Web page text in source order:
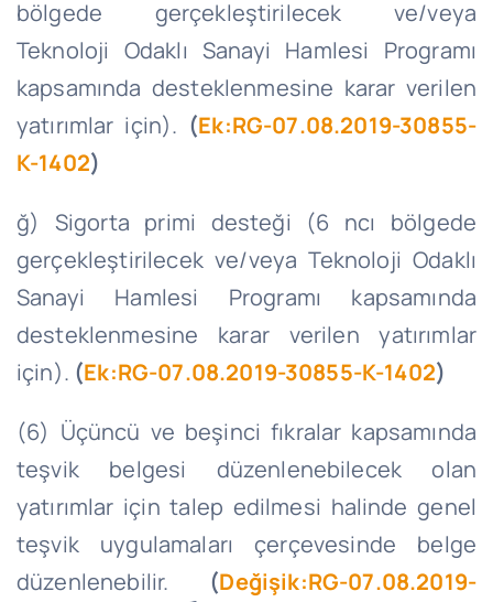
bölgede gerçekleştirilecek ve/veya
Teknoloji Odaklı Sanayi Hamlesi Programı
kapsamında desteklenmesine karar verilen
yatırımlar için). (Ek:RG-07.08.2019-30855-
K-1402)
ğ) Sigorta primi desteği (6 ncı bölgede
gerçekleştirilecek ve/veya Teknoloji Odaklı
Sanayi Hamlesi Programı kapsamında
desteklenmesine karar verilen yatırımlar
için). (Ek:RG-07.08.2019-30855-K-1402)
(6) Üçüncü ve beşinci fıkralar kapsamında
teşvik belgesi düzenlenebilecek olan
yatırımlar için talep edilmesi halinde genel
teşvik uygulamaları çerçevesinde belge
düzenlenebilir. (Değişik:RG-07.08.2019-